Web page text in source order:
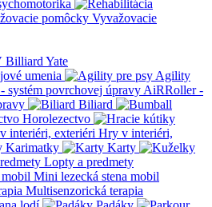
Vyvažovacie
Billiard Yate
umenia
Agility
AiRRoller -
Biliard
Horolezectvo
Hry v interiéri,
Karimatky
Karty
Lopty a predmety
Mini lezecká stena mobil
Multisenzorická terapia